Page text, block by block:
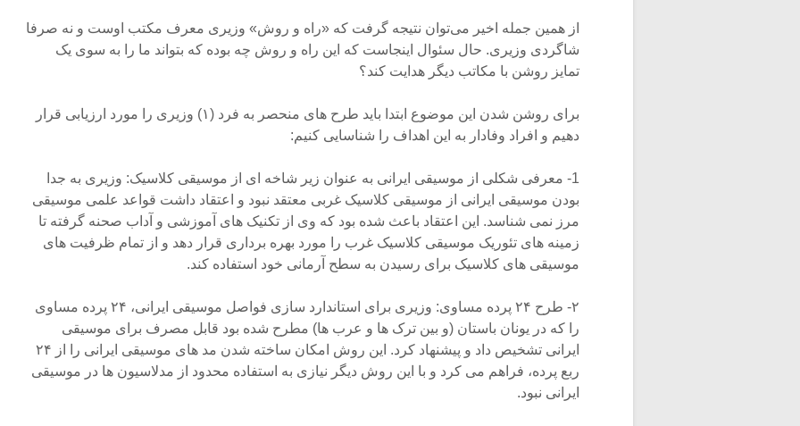
از همین جمله اخیر می‌توان نتیجه گرفت که «راه و روش» وزیری معرف مکتب اوست و نه صرفا
شاگردی وزیری. حال سئوال اینجاست که این راه و روش چه بوده که بتواند ما را به سوی یک
تمایز روشن با مکاتب دیگر هدایت کند؟
برای روشن شدن این موضوع ابتدا باید طرح های منحصر به فرد (۱) وزیری را مورد ارزیابی قرار
دهیم و افراد وفادار به این اهداف را شناسایی کنیم:
1- معرفی شکلی از موسیقی ایرانی به عنوان زیر شاخه ای از موسیقی کلاسیک: وزیری به جدا
بودن موسیقی ایرانی از موسیقی کلاسیک غربی معتقد نبود و اعتقاد داشت قواعد علمی موسیقی
مرز نمی شناسد. این اعتقاد باعث شده بود که وی از تکنیک های آموزشی و آداب صحنه گرفته تا
زمینه های تئوریک موسیقی کلاسیک غرب را مورد بهره برداری قرار دهد و از تمام ظرفیت های
موسیقی های کلاسیک برای رسیدن به سطح آرمانی خود استفاده کند.
۲- طرح ۲۴ پرده مساوی: وزیری برای استاندارد سازی فواصل موسیقی ایرانی، ۲۴ پرده مساوی
را که در یونان باستان (و بین ترک ها و عرب ها) مطرح شده بود قابل مصرف برای موسیقی
ایرانی تشخیص داد و پیشنهاد کرد. این روش امکان ساخته شدن مد های موسیقی ایرانی را از ۲۴
ربع پرده، فراهم می کرد و با این روش دیگر نیازی به استفاده محدود از مدلاسیون ها در موسیقی
ایرانی نبود.